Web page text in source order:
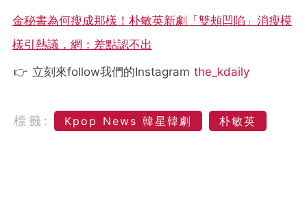
金秘書為何瘦成那樣！朴敏英新劇「雙頰凹陷」消瘦模
樣引熱議，網：差點認不出
👉 立刻來follow我們的Instagram the_kdaily
標籤: Kpop News 韓星韓劇 朴敏英